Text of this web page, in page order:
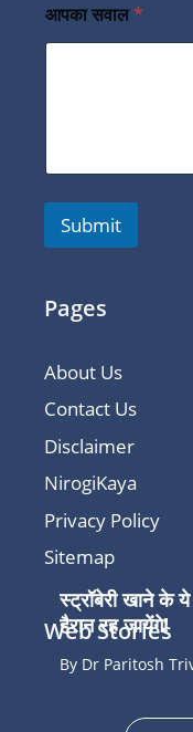
आपका सवाल*
Submit
Pages
About Us
Contact Us
Disclaimer
NirogiKaya
Privacy Policy
Sitemap
Web Stories
स्ट्रॉबेरी खाने के
हैरान रह जायेंगे!
By Dr Paritosh